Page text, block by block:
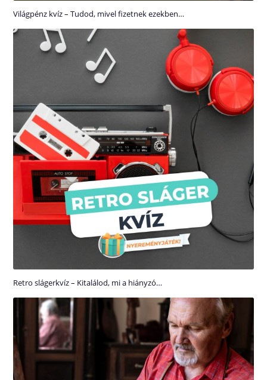
Világpénz kvíz – Tudod, mivel fizetnek ezekben…
Retro slágerkvíz – Kitalálod, mi a hiányzó…